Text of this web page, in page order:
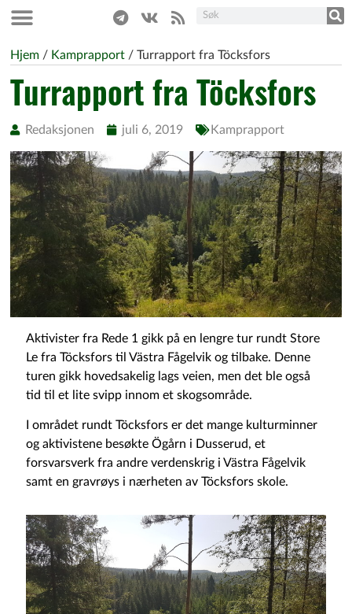
Hjem / Kamprapport / Turrapport fra Töcksfors
Turrapport fra Töcksfors
Redaksjonen juli 6, 2019 Kamprapport
Aktivister fra Rede 1 gikk på en lengre tur rundt Store
Le fra Töcksfors til Västra Fågelvik og tilbake. Denne
turen gikk hovedsakelig lags veien, men det ble også
tid til et lite svipp innom et skogsområde.
I området rundt Töcksfors er det mange kulturminner
og aktivistene besøkte Ögårn i Dusserud, et
forsvarsverk fra andre verdenskrig i Västra Fågelvik
samt en gravrøys i nærheten av Töcksfors skole.